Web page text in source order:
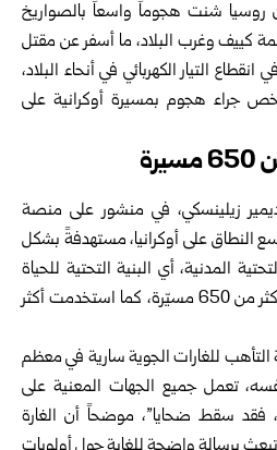
روسيا شنت هجوماً واسعاً بالصواريخ
كييف وغرب البلاد، ما أسفر عن مقتل
التيار الكهربائي في أنحاء البلاد،
جراء هجوم بمسيرة أوكرانية على
زيلينسكي، في منشور على منصة
على أوكرانيا، مستهدفةً بشكل
المدنية، أي البنية التحتية للحياة
اليومية بأكملها، وقد أُطلقت أكثر من 650 مسيّرة، كما استخدمت أكثر
التأهب للغارات الجوية سارية في معظم
تعمل جميع الجهات المعنية على
فقد سقط ضحايا”، موضحاً أن الغارة